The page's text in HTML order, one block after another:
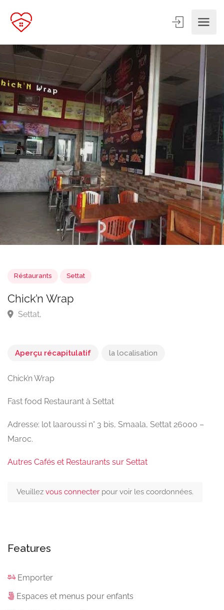
Réstaurants Settat
Aperçu récapitulatif la localisation
Chick’n Wrap
Fast food Restaurant à Settat
Adresse: lot laaroussi n° 3 bis, Smaala, Settat 26000 –
Maroc.
Autres Cafés et Restaurants sur Settat
Veuillez vous connecter pour voir les coordonnées.
Features
Emporter
Espaces et menus pour enfants